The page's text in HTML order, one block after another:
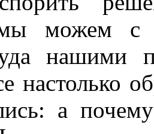
можем с
нашими
настолько
а